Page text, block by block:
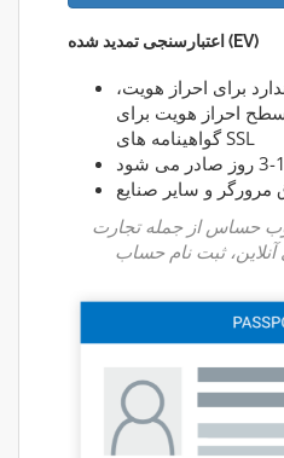
اعتبارسنجی تمدید شده (EV)
برای احراز هویت،
سطح احراز هویت برای
گواهینامه های SSL
مرورگر و سایر صنایع
حساس از جمله تجارت
آنلاین، ثبت نام حساب